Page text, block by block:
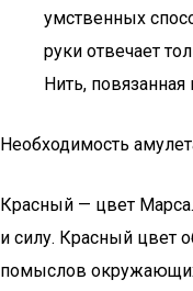
умственных
руки отвечает
Нить,
Необходимость
Красный — цвет
и силу. Красный цвет
помыслов